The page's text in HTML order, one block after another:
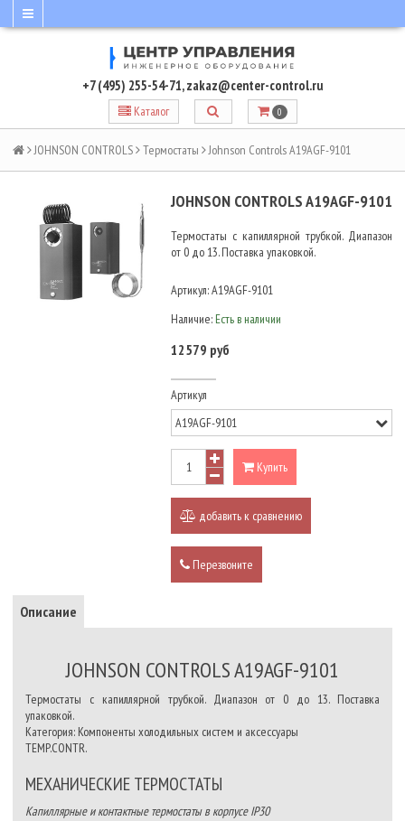
+7 (495) 255-54-71,zakaz@center-control.ru
Каталог 0
JOHNSON CONTROLS Термостаты Johnson Controls A19AGF-9101
JOHNSON CONTROLS A19AGF-9101
Термостаты с капиллярной трубкой. Диапазон
от 0 до 13. Поставка упаковкой.
Артикул:A19AGF-9101
Наличие: Есть в наличии
12579 руб
Артикул
Купить
добавить к сравнению
Перезвоните
Описание
JOHNSON CONTROLS A19AGF-9101
Термостаты с капиллярной трубкой. Диапазон от 0 до 13. Поставка
упаковкой.
Категория: Компоненты холодильных систем и аксессуары
TEMP.CONTR.
МЕХАНИЧЕСКИЕ ТЕРМОСТАТЫ
Капиллярные и контактные термостаты в корпусе IP30